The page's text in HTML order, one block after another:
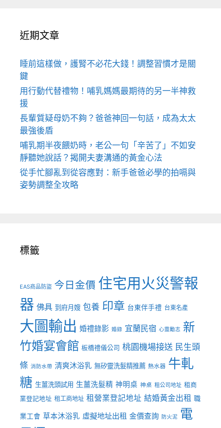
近期文章
睡前這樣做，護腎不必花大錢！調整習慣才是關
鍵
用行動代替禮物！哺乳媽媽最期待的另一半神救
援
長輩質疑母奶不夠？爸爸神回一句話，成為太太
最強後盾
哺乳期半夜餵奶時，老公一句「辛苦了」不如安
靜聽她說話？揭開夫妻溝通的黃金心法
從手忙腳亂到從容應對：新手爸爸必學的拍嗝與
姿勢調整全攻略
標籤
EAS商品防盜 今日金價 住宅用火災警報
器 佛具 到府月嫂 包養 印章 台東伴手禮 台東名產
大圖輸出 婚禮錄影 婚錄 宜蘭民宿 心靈勵志 新
竹婚宴會館 板橋禮儀公司 桃園機場接送 民生頭
條 消防水帶 清爽沐浴乳 無矽靈洗髮精推薦 熱水器 牛軋
糖 生薑洗頭試用 生薑洗髮精 神明桌 神桌 租公司地址 租商
業登記地址 租工商地址 租營業登記地址 結婚黃金出租 職
業工會 草本沐浴乳 虛擬地址出租 金價查詢 防火泥
電